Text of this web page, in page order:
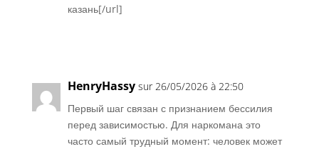
казань[/url]
HenryHassy sur 26/05/2026 à 22:50
Первый шаг связан с признанием бессилия
перед зависимостью. Для наркомана это
часто самый трудный момент: человек может